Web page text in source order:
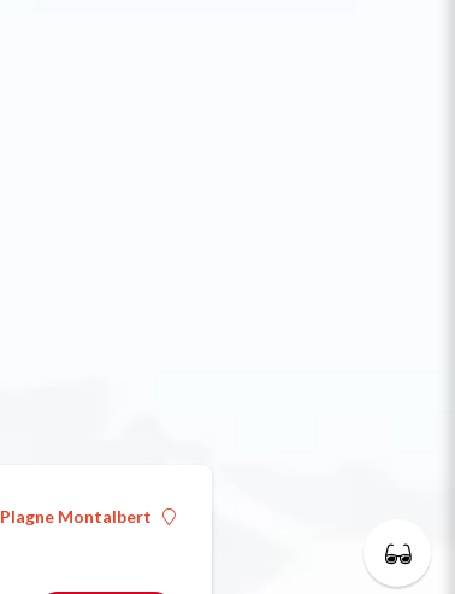
Plagne Montalbert